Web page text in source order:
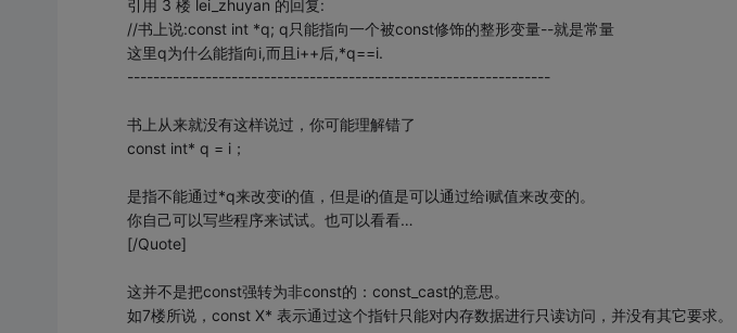
引用 3 楼 lei_zhuyan 的回复:
//书上说:const int *q; q只能指向一个被const修饰的整形变量--就是常量
这里q为什么能指向i,而且i++后,*q==i.
-----------------------------------------------------------------
书上从来就没有这样说过，你可能理解错了
const int* q = i；
是指不能通过*q来改变i的值，但是i的值是可以通过给i赋值来改变的。
你自己可以写些程序来试试。也可以看看…
[/Quote]
这并不是把const强转为非const的：const_cast的意思。
如7楼所说，const X* 表示通过这个指针只能对内存数据进行只读访问，并没有其它要求。